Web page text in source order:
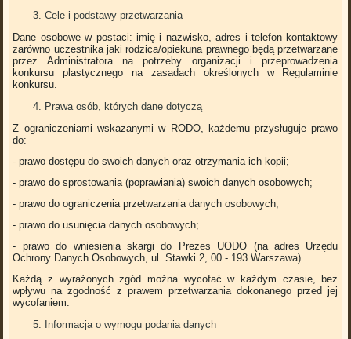
Cele i podstawy przetwarzania
Dane osobowe w postaci: imię i nazwisko, adres i telefon kontaktowy
zarówno uczestnika jaki rodzica/opiekuna prawnego będą przetwarzane
przez Administratora na potrzeby organizacji i przeprowadzenia
konkursu plastycznego na zasadach określonych w Regulaminie
konkursu.
Prawa osób, których dane dotyczą
Z ograniczeniami wskazanymi w RODO, każdemu przysługuje prawo
do:
- prawo dostępu do swoich danych oraz otrzymania ich kopii;
- prawo do sprostowania (poprawiania) swoich danych osobowych;
- prawo do ograniczenia przetwarzania danych osobowych;
- prawo do usunięcia danych osobowych;
- prawo do wniesienia skargi do Prezes UODO (na adres Urzędu
Ochrony Danych Osobowych, ul. Stawki 2, 00 - 193 Warszawa).
Każdą z wyrażonych zgód można wycofać w każdym czasie, bez
wpływu na zgodność z prawem przetwarzania dokonanego przed jej
wycofaniem.
Informacja o wymogu podania danych